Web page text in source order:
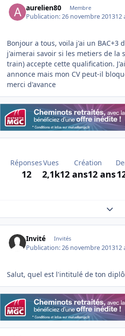
aurelien80 Membre
Publication:26 novembre 201312
Bonjour a tous, voila j'ai un BAC+3
j'aimerai savoir si les metiers de la
train) accepte cette qualification.
annonce mais mon CV peut-il
merci d'avance
Réponses
12
Vues
2,1k
Création
12 ans12 ans
Invité Invités
Publication:26 novembre 201312
Salut, quel est l'intitulé de ton